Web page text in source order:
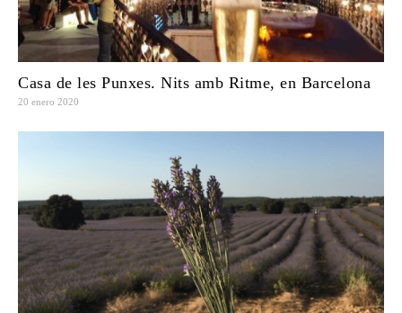
Casa de les Punxes. Nits amb Ritme, en Barcelona
20 enero 2020